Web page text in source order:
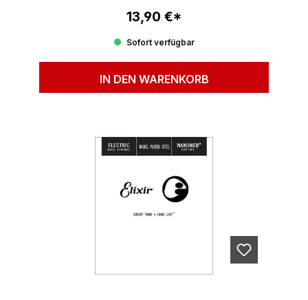
Regulärer Preis:
13,90 €*
Sofort verfügbar
IN DEN WARENKORB